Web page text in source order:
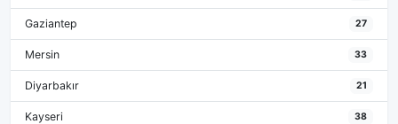
Gaziantep 27
Mersin 33
Diyarbakır 21
Kayseri 38